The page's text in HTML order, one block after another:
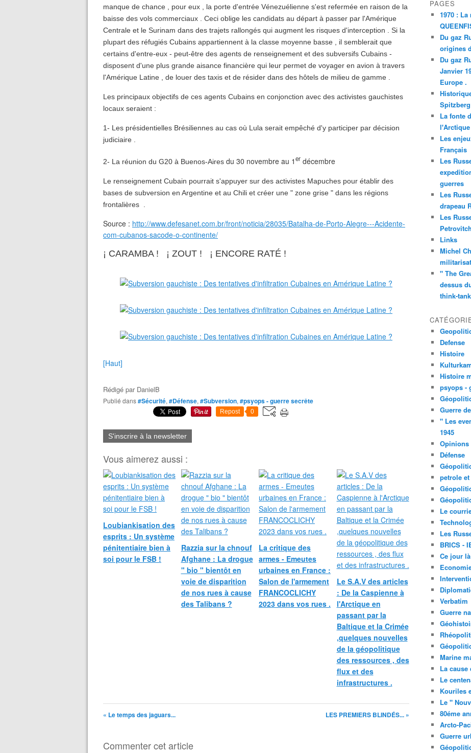
manque de chance , pour eux , la porte d'entrée Vénezuélienne s'est refermée en raison de la
baisse des vols commerciaux . Ceci oblige les candidats au départ à passer par l'Amérique
Centrale et le Surinam dans des trajets rallongés qui augment les risques d'interception . Si la
plupart des réfugiés Cubains appartiennent à la classe moyenne basse , il semblerait que
certains d'entre-eux - peut-être des agents de renseignement et des subversifs Cubains -
disposent d'une plus grande aisance financière qui leur permet de voyager en avion à travers
l'Amérique Latine , de louer des taxis et de résider dans des hôtels de milieu de gamme .
Les principaux objectifs de ces agents Cubains en conjonction avec des activistes gauchistes
locaux seraient :
1- Les présidentielles Brésiliennes au cas où Lula serait empêché d'y participer par décision
judiciaire .
2- La réunion du G20 à Buenos-Aires du 30 novembre au 1er décembre
Le renseignement Cubain pourrait s'appuyer sur des activistes Mapuches pour établir des
bases de subversion en Argentine et au Chili et créer une " zone grise " dans les régions
frontalières .
Source : http://www.defesanet.com.br/front/noticia/28035/Batalha-de-Porto-Alegre---Acidente-
com-cubanos-sacode-o-continente/
¡ CARAMBA ! ¡ ZOUT ! ¡ ENCORE RATÉ !
[Haut]
Rédigé par DanielB
Publié dans#Sécurité, #Défense, #Subversion, #psyops - guerre secrête
Repost 0
S'inscrire à la newsletter
Vous aimerez aussi :
Loubiankisation des
esprits : Un système
pénitentiaire bien à
soi pour le FSB !
Razzia sur la chnouf
Afghane : La drogue
" bio " bientôt en
voie de disparition
de nos rues à cause
des Talibans ?
La critique des
armes - Emeutes
urbaines en France :
Salon de l'armement
FRANCOCLICHY
2023 dans vos rues .
Le S.A.V des articles
: De la Caspienne à
l'Arctique en
passant par la
Baltique et la Crimée
,quelques nouvelles
de la géopolitique
des ressources , des
flux et des
infrastructures .
« Le temps des jaguars... LES PREMIERS BLINDÉS... »
Commenter cet article
PAGES
1970 :
Du gaz
origines
Du gaz
Janvier
Europe .
Spitzberg
La fonte
Les
Français
Les
guerres
Les
drapeau
Les
Links
Michel
" The
dessus
think-
Defense
Histoire
Histoire
psyops -
Guerre
" Les
1945
Opinions
Défense
petrole
Le
Les
BRICS -
Ce jour là
Verbatim
Guerre
Marine
La cause
Le
Kouriles
Le "
80éme
Arcto-
Guerre